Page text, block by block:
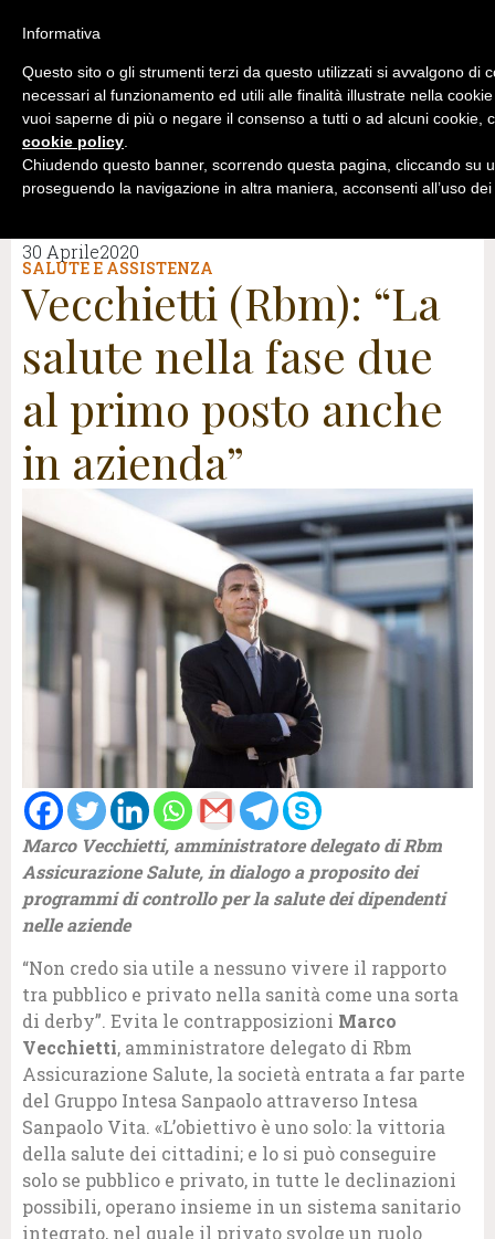
30 Aprile2020
SALUTE E ASSISTENZA
Vecchietti (Rbm): “La
salute nella fase due
al primo posto anche
in azienda”
Marco Vecchietti, amministratore delegato di Rbm
Assicurazione Salute, in dialogo a proposito dei
programmi di controllo per la salute dei dipendenti
nelle aziende
“Non credo sia utile a nessuno vivere il rapporto
tra pubblico e privato nella sanità come una sorta
di derby”. Evita le contrapposizioni Marco
Vecchietti, amministratore delegato di Rbm
Assicurazione Salute, la società entrata a far parte
del Gruppo Intesa Sanpaolo attraverso Intesa
Sanpaolo Vita. «L’obiettivo è uno solo: la vittoria
della salute dei cittadini; e lo si può conseguire
solo se pubblico e privato, in tutte le declinazioni
possibili, operano insieme in un sistema sanitario
integrato, nel quale il privato svolge un ruolo
Informativa
Questo sito o gli strumenti terzi da questo utilizzati si avvalgono di
necessari al funzionamento ed utili alle finalità illustrate nella
vuoi saperne di più o negare il consenso a tutti o ad alcuni cookie,
cookie policy.
Chiudendo questo banner, scorrendo questa pagina, cliccando su
proseguendo la navigazione in altra maniera, acconsenti all’uso